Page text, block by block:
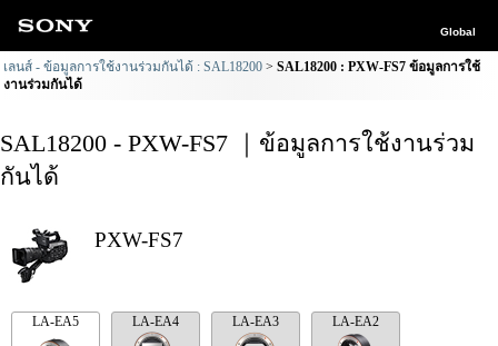
Global
เลนส์ - ข้อมูลการใช้งานร่วมกันได้ : SAL18200
SAL18200 : PXW-FS7 ข้อมูลการใช้
งานร่วมกันได้
SAL18200 - PXW-FS7 ｜ข้อมูลการใช้งานร่วม
กันได้
PXW-FS7
LA-EA5 LA-EA4 LA-EA3 LA-EA2